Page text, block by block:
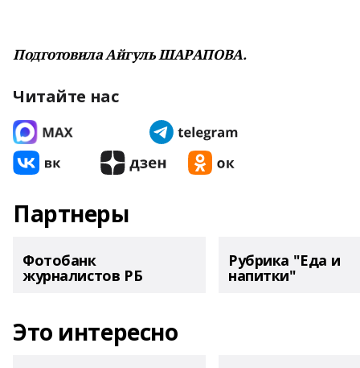
Подготовила Айгуль ШАРАПОВА.
Читайте нас
Партнеры
Фотобанк
журналистов РБ
Рубрика "Еда и
напитки"
Это интересно